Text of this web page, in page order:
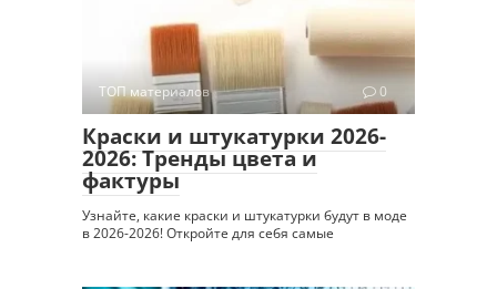
ТОП материалов 0
Краски и штукатурки 2026-
2026: Тренды цвета и
фактуры
Узнайте, какие краски и штукатурки будут в моде
в 2026-2026! Откройте для себя самые